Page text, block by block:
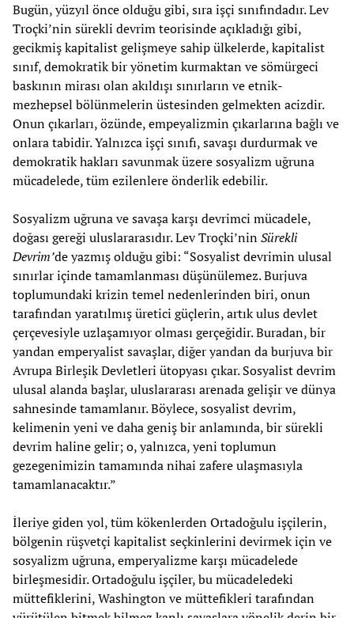
Bugün, yüzyıl önce olduğu gibi, sıra işçi sınıfındadır. Lev
Troçki’nin sürekli devrim teorisinde açıkladığı gibi,
gecikmiş kapitalist gelişmeye sahip ülkelerde, kapitalist
sınıf, demokratik bir yönetim kurmaktan ve sömürgeci
baskının mirası olan akıldışı sınırların ve etnik-
mezhepsel bölünmelerin üstesinden gelmekten acizdir.
Onun çıkarları, özünde, empeyalizmin çıkarlarına bağlı ve
onlara tabidir. Yalnızca işçi sınıfı, savaşı durdurmak ve
demokratik hakları savunmak üzere sosyalizm uğruna
mücadelede, tüm ezilenlere önderlik edebilir.
Sosyalizm uğruna ve savaşa karşı devrimci mücadele,
doğası gereği uluslararasıdır. Lev Troçki’ninSürekli
Devrim’de yazmış olduğu gibi: “Sosyalist devrimin ulusal
sınırlar içinde tamamlanması düşünülemez. Burjuva
toplumundaki krizin temel nedenlerinden biri, onun
tarafından yaratılmış üretici güçlerin, artık ulus devlet
çerçevesiyle uzlaşamıyor olması gerçeğidir. Buradan, bir
yandan emperyalist savaşlar, diğer yandan da burjuva bir
Avrupa Birleşik Devletleri ütopyası çıkar. Sosyalist devrim
ulusal alanda başlar, uluslararası arenada gelişir ve dünya
sahnesinde tamamlanır. Böylece, sosyalist devrim,
kelimenin yeni ve daha geniş bir anlamında, bir sürekli
devrim haline gelir; o, yalnızca, yeni toplumun
gezegenimizin tamamında nihai zafere ulaşmasıyla
tamamlanacaktır.”
İleriye giden yol, tüm kökenlerden Ortadoğulu işçilerin,
bölgenin rüşvetçi kapitalist seçkinlerini devirmek için ve
sosyalizm uğruna, emperyalizme karşı mücadelede
birleşmesidir. Ortadoğulu işçiler, bu mücadeledeki
müttefiklerini, Washington ve müttefikleri tarafından